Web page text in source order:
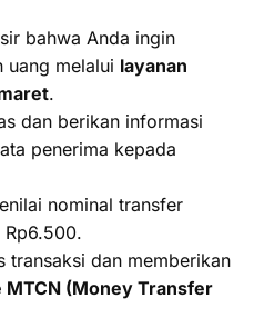
bahwa Anda ingin
uang melalui layanan
.
dan berikan informasi
penerima kepada
nominal transfer
transaksi dan memberikan
MTCN (Money Transfer